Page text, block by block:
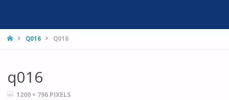
HOMEQ016 Q016
q016
FULL1200 × 796 PIXELS